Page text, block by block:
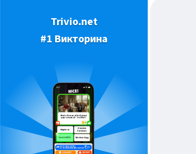
Trivio.net
#1 Викторина